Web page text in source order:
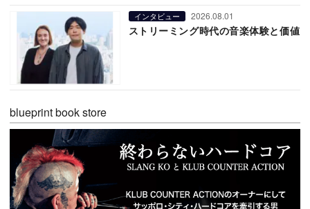
インタビュー 2026.08.01
ストリーミング時代の音楽体験と価値
blueprint book store